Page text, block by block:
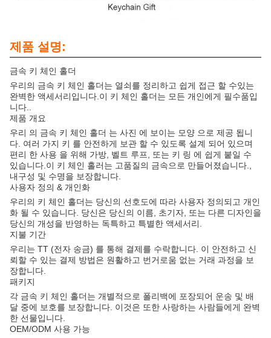
제품 설명:
금속 키 체인 홀더
우리의 금속 키 체인 홀더는 열쇠를 정리하고 쉽게 접근 할 수있는
완벽한 액세서리입니다.이 키 체인 홀더는 모든 개인에게 필수품입
니다..
제품 개요
우리 의 금속 키 체인 홀더 는 사진 에 보이는 모양 으로 제공 됩니
다. 여러 가지 키 를 안전하게 보관 할 수 있도록 설계 되어 있으며
편리 한 사용 을 위해 가방, 벨트 루프, 또는 키 링 에 쉽게 붙일 수
있습니다.이 키 체인 홀러는 고품질의 금속으로 만들어졌습니다.,
내구성 및 수명을 보장합니다.
사용자 정의 & 개인화
우리의 키 체인 홀더는 당신의 선호도에 따라 사용자 정의되고 개인
화 될 수 있습니다. 당신은 당신의 이름, 초기자, 또는 다른 디자인을
당신의 개성을 반영하는 독특하고 특별한 액세서리.
지불 기간
우리는 TT (전자 송금) 를 통해 결제를 수락합니다. 이 안전하고 신
뢰할 수 있는 결제 방법은 원활하고 번거로움 없는 거래 과정을 보
장합니다.
패키지
각 금속 키 체인 홀더는 개별적으로 폴리백에 포장되어 운송 및 배
달 중에 보호를 보장합니다. 이것은 또한 사랑하는 사람들에게 완벽
한 선물입니다.
OEM/ODM 사용 가능